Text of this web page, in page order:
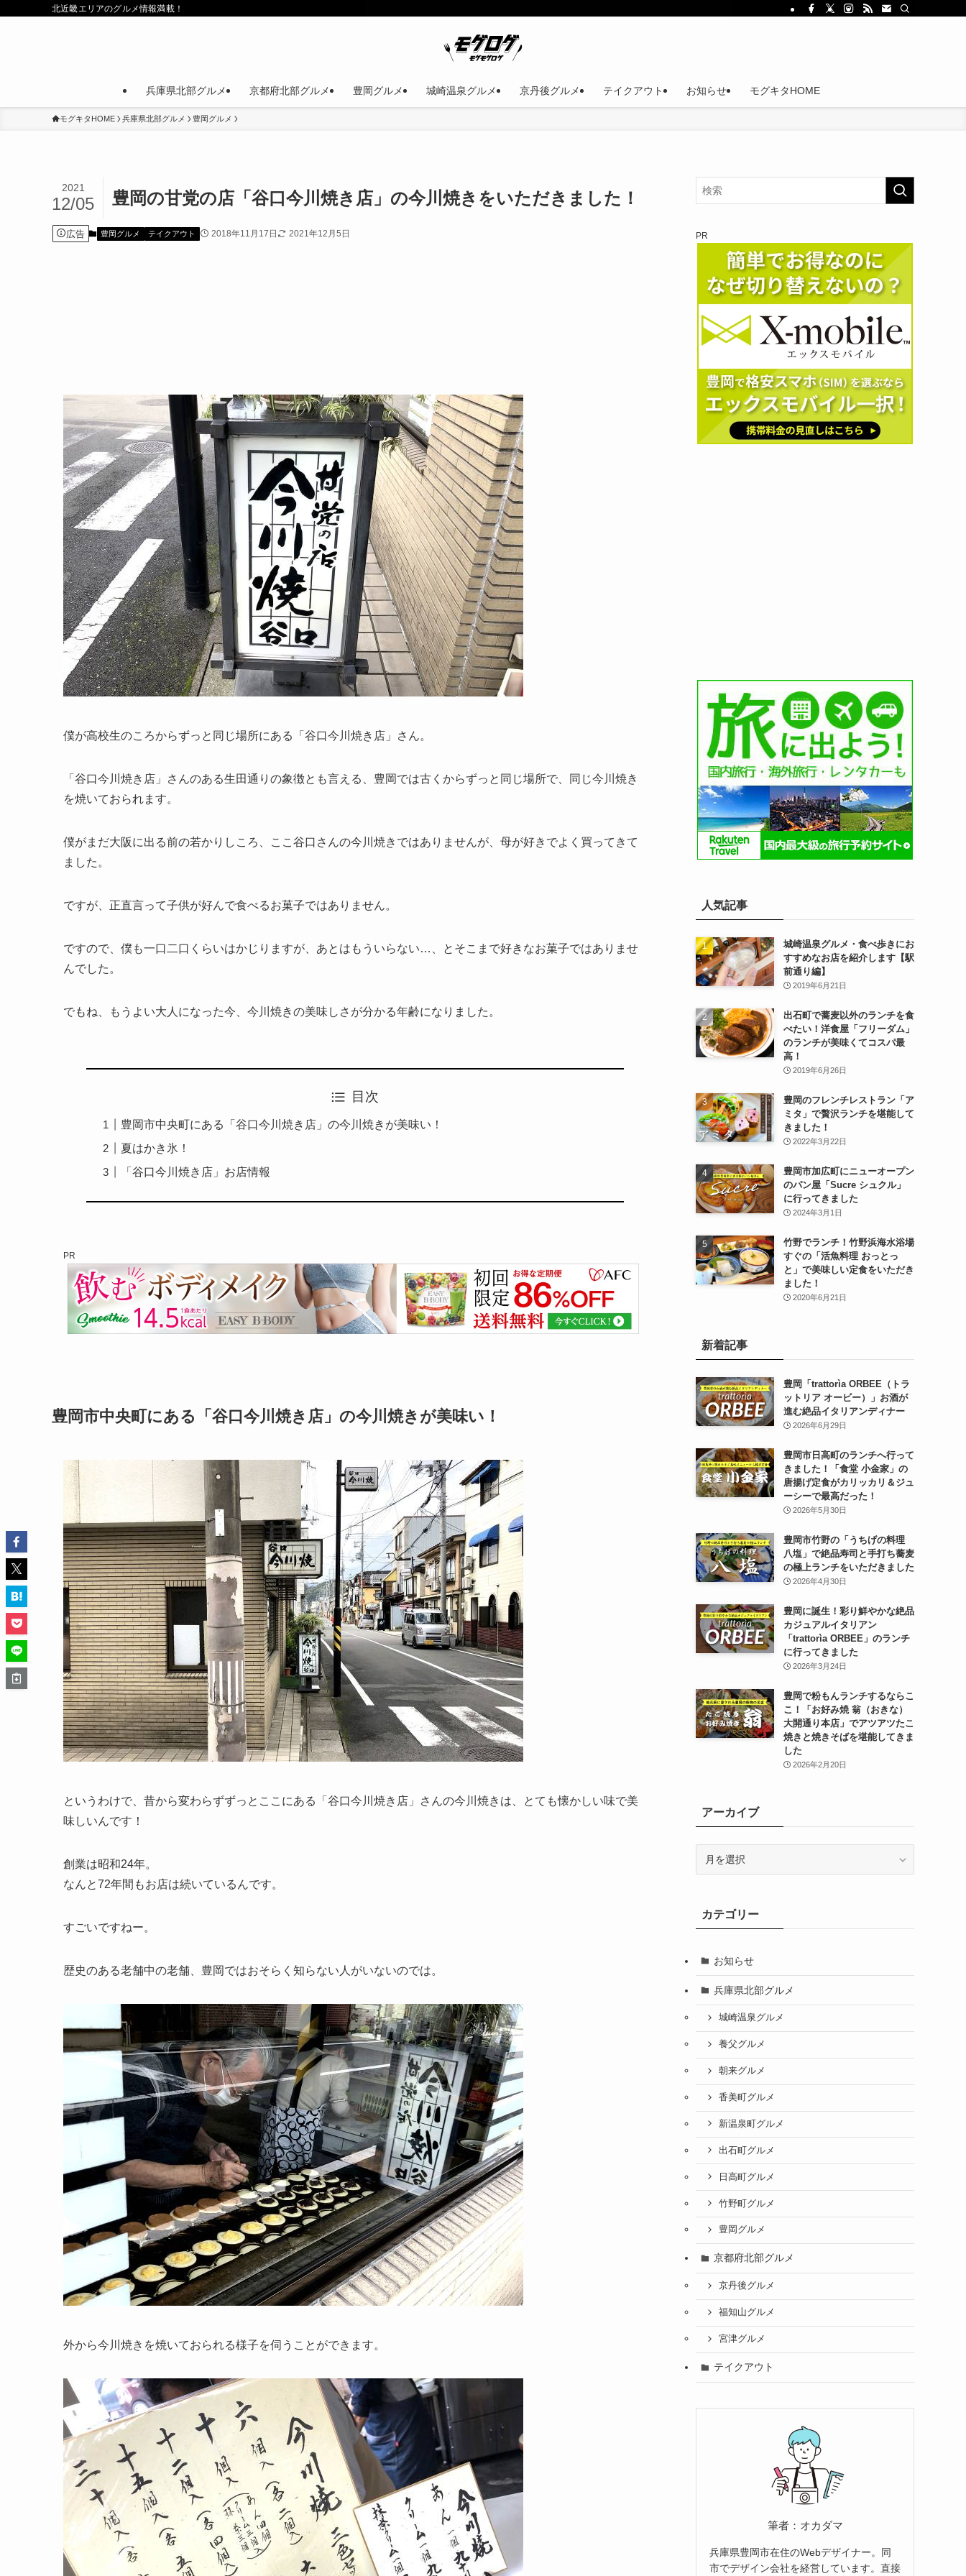
北近畿エリアのグルメ情報満載！
兵庫県北部グルメ 京都府北部グルメ 豊岡グルメ 城崎温泉グルメ 京丹後グルメ テイクアウト お知らせ モグキタHOME
モグキタHOME 兵庫県北部グルメ 豊岡グルメ
豊岡の甘党の店「谷口今川焼き店」の今川焼きをいただきました！
2021
12/05
広告 豊岡グルメ テイクアウト 2018年11月17日 2021年12月5日
僕が高校生のころからずっと同じ場所にある「谷口今川焼き店」さん。
「谷口今川焼き店」さんのある生田通りの象徴とも言える、豊岡では古くからずっと同じ場所で、同じ今川焼き
を焼いておられます。
僕がまだ大阪に出る前の若かりしころ、ここ谷口さんの今川焼きではありませんが、母が好きでよく買ってきて
ました。
ですが、正直言って子供が好んで食べるお菓子ではありません。
ですので、僕も一口二口くらいはかじりますが、あとはもういらない…、とそこまで好きなお菓子ではありませ
んでした。
でもね、もうよい大人になった今、今川焼きの美味しさが分かる年齢になりました。
目次
豊岡市中央町にある「谷口今川焼き店」の今川焼きが美味い！
夏はかき氷！
「谷口今川焼き店」お店情報
PR
豊岡市中央町にある「谷口今川焼き店」の今川焼きが美味い！
というわけで、昔から変わらずずっとここにある「谷口今川焼き店」さんの今川焼きは、とても懐かしい味で美
味しいんです！
創業は昭和24年。
なんと72年間もお店は続いているんです。
すごいですねー。
歴史のある老舗中の老舗、豊岡ではおそらく知らない人がいないのでは。
外から今川焼きを焼いておられる様子を伺うことができます。
PR
人気記事
城崎温泉グルメ・食べ歩きにお
すすめなお店を紹介します【駅
前通り編】
2019年6月21日
出石町で蕎麦以外のランチを食
べたい！洋食屋「フリーダム」
のランチが美味くてコスパ最
高！
2019年6月26日
豊岡のフレンチレストラン「ア
ミタ」で贅沢ランチを堪能して
きました！
2022年3月22日
豊岡市加広町にニューオープン
のパン屋「Sucre シュクル」
に行ってきました
2024年3月1日
竹野でランチ！竹野浜海水浴場
すぐの「活魚料理 おっとっ
と」で美味しい定食をいただき
ました！
2020年6月21日
新着記事
豊岡「trattorìa ORBEE（トラ
ットリア オービー）」お酒が
進む絶品イタリアンディナー
2026年6月29日
豊岡市日高町のランチへ行って
きました！「食堂 小金家」の
唐揚げ定食がカリッカリ＆ジュ
ーシーで最高だった！
2026年5月30日
豊岡市竹野の「うちげの料理
八塩」で絶品寿司と手打ち蕎麦
の極上ランチをいただきました
2026年4月30日
豊岡に誕生！彩り鮮やかな絶品
カジュアルイタリアン
「trattorìa ORBEE」のランチ
に行ってきました
2026年3月24日
豊岡で粉もんランチするならこ
こ！「お好み焼 翁（おきな）
大開通り本店」でアツアツたこ
焼きと焼きそばを堪能してきま
した
2026年2月20日
アーカイブ
ブカテゴリー
お知らせ
兵庫県北部グルメ
城崎温泉グルメ
養父グルメ
朝来グルメ
香美町グルメ
新温泉町グルメ
出石町グルメ
日高町グルメ
竹野町グルメ
豊岡グルメ
京都府北部グルメ
京丹後グルメ
福知山グルメ
宮津グルメ
テイクアウト
筆者：オカダマ
兵庫県豊岡市在住のWebデザイナー。同
市でデザイン会社を経営しています。直接